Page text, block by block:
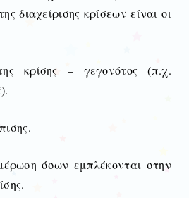
διαχείρισης κρίσεων είναι οι
κρίσης – γεγονότος (π.χ.
όσων εμπλέκονται στην